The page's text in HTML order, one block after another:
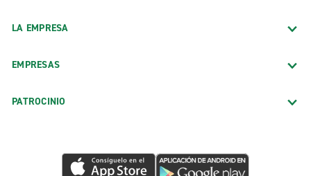
LA EMPRESA
EMPRESAS
PATROCINIO